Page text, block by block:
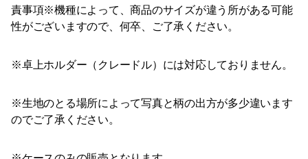
責事項※機種によって、商品のサイズが違う所がある可能
性がございますので、何卒、ご了承ください。
※卓上ホルダー（クレードル）には対応しておりません。
※生地のとる場所によって写真と柄の出方が多少違います
のでご了承ください。